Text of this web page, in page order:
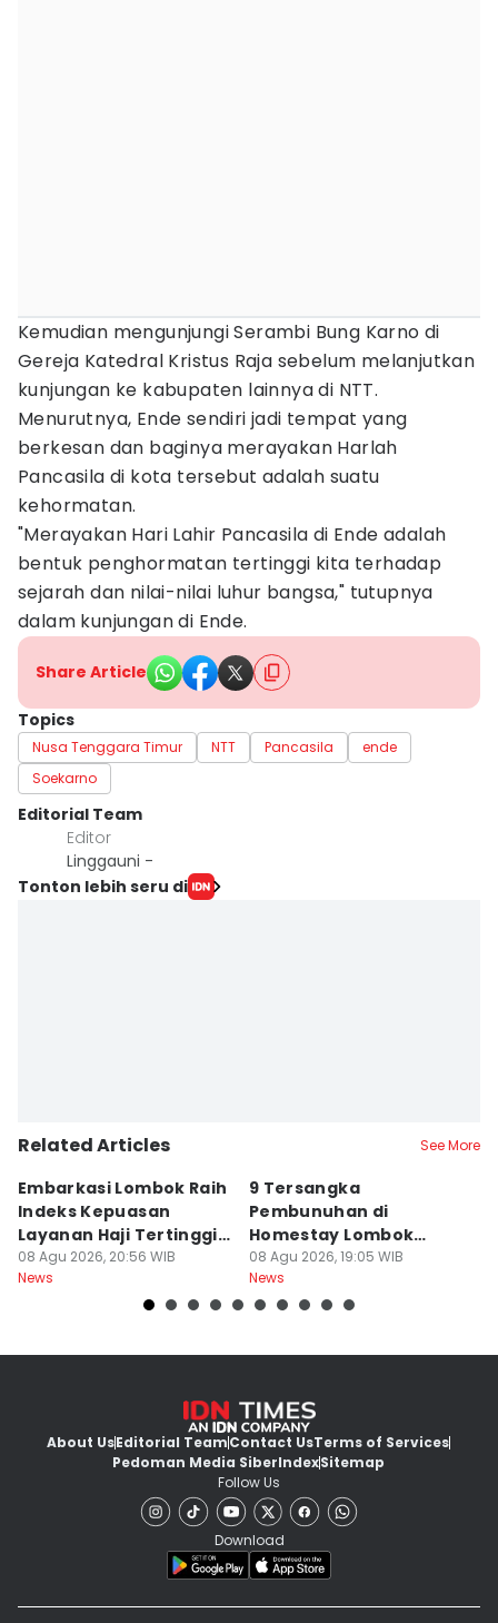
Kemudian mengunjungi Serambi Bung Karno di
Gereja Katedral Kristus Raja sebelum melanjutkan
kunjungan ke kabupaten lainnya di NTT.
Menurutnya, Ende sendiri jadi tempat yang
berkesan dan baginya merayakan Harlah
Pancasila di kota tersebut adalah suatu
kehormatan.
"Merayakan Hari Lahir Pancasila di Ende adalah
bentuk penghormatan tertinggi kita terhadap
sejarah dan nilai-nilai luhur bangsa," tutupnya
dalam kunjungan di Ende.
Share Article
Topics
Nusa Tenggara Timur NTT Pancasila
ende
Soekarno
Editorial Team
Editor
Linggauni -
Tonton lebih seru di
Related Articles See More
Embarkasi Lombok Raih
Indeks Kepuasan
Layanan Haji Tertinggi
Nasional
08 Agu 2026, 20:56 WIB
News
9 Tersangka
Pembunuhan di
Homestay Lombok
Barat Dilimpahkan ke
Jaksa
08 Agu 2026, 19:05 WIB
News
About UsEditorial TeamContact UsTerms of Services
Pedoman Media SiberIndexSitemap
Follow Us
Download